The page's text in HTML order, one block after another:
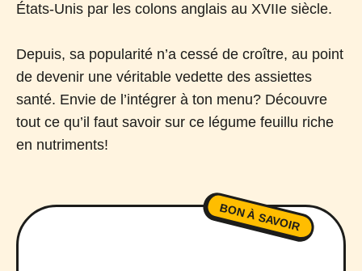
États-Unis par les colons anglais au XVIIe siècle.
Depuis, sa popularité n’a cessé de croître, au point
de devenir une véritable vedette des assiettes
santé. Envie de l’intégrer à ton menu? Découvre
tout ce qu’il faut savoir sur ce légume feuillu riche
en nutriments!
BON À SAVOIR